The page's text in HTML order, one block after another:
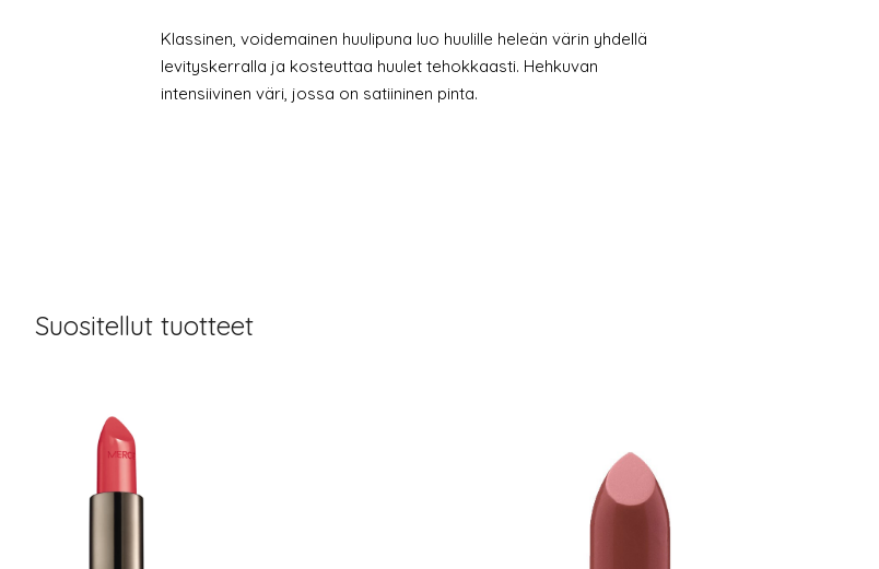
Klassinen, voidemainen huulipuna luo huulille heleän värin yhdellä
levityskerralla ja kosteuttaa huulet tehokkaasti. Hehkuvan
intensiivinen väri, jossa on satiininen pinta.
Suositellut tuotteet